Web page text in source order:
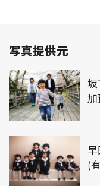
写真提供元
坂
加
早
(